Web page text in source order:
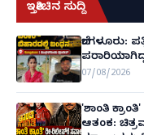
ಇತ್ತೀಚಿನ ಸುದ್ದಿ
ಬೆಂಗಳೂರು:
07/08/2026
'ಶಾಂತಿ
ಆತಂಕ: